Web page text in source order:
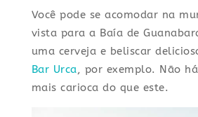
Você pode se acomodar na
vista para a Baía de
uma cerveja e beliscar
Bar Urca, por exemplo. Não
mais carioca do que este.